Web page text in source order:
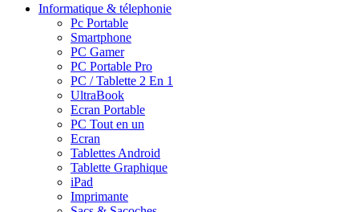
Informatique & télephonie
Pc Portable
Smartphone
PC Gamer
PC Portable Pro
PC / Tablette 2 En 1
UltraBook
Ecran Portable
PC Tout en un
Ecran
Tablettes Android
Tablette Graphique
iPad
Imprimante